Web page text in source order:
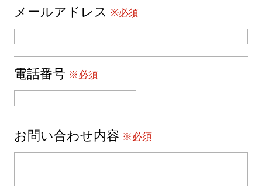
メールアドレス ※必須
電話番号 ※必須
お問い合わせ内容 ※必須